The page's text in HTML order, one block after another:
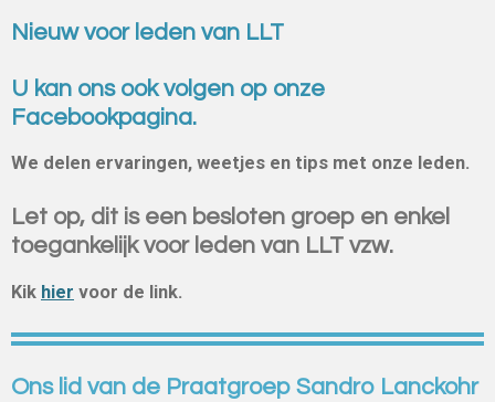
Nieuw voor leden van LLT
U kan ons ook volgen op onze
Facebookpagina.
We delen ervaringen, weetjes en tips met onze leden.
Let op, dit is een besloten groep en enkel
toegankelijk voor leden van LLT vzw.
Kik hier voor de link.
Ons lid van de Praatgroep Sandro Lanckohr